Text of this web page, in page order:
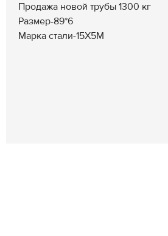
Продажа новой трубы 1300 кг
Размер-89*6
Марка стали-15Х5М